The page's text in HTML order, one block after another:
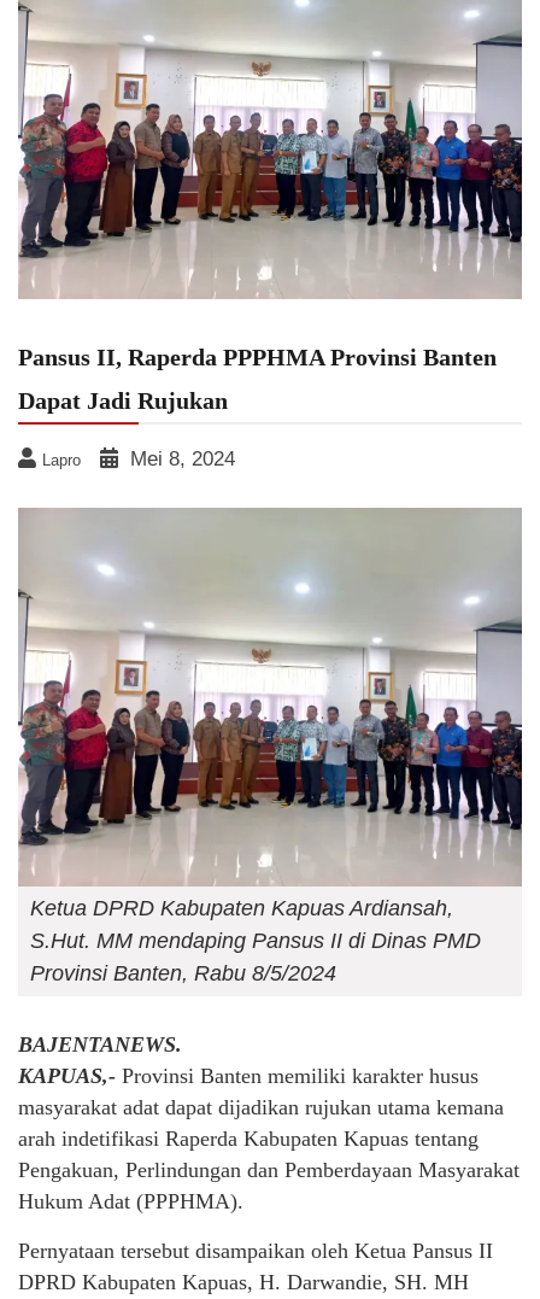
Pansus II, Raperda PPPHMA Provinsi Banten
Dapat Jadi Rujukan
Lapro Mei 8, 2024
Ketua DPRD Kabupaten Kapuas Ardiansah,
S.Hut. MM mendaping Pansus II di Dinas PMD
Provinsi Banten, Rabu 8/5/2024
BAJENTANEWS.
KAPUAS,- Provinsi Banten memiliki karakter husus
masyarakat adat dapat dijadikan rujukan utama kemana
arah indetifikasi Raperda Kabupaten Kapuas tentang
Pengakuan, Perlindungan dan Pemberdayaan Masyarakat
Hukum Adat (PPPHMA).
Pernyataan tersebut disampaikan oleh Ketua Pansus II
DPRD Kabupaten Kapuas, H. Darwandie, SH. MH